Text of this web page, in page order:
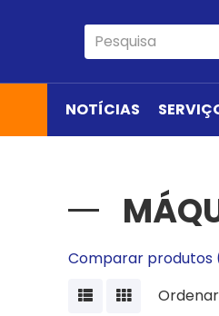
NOTÍCIAS
Comparar produtos